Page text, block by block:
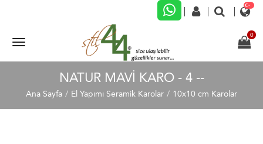
NATUR MAVI KARO - 4 --
Ana Sayfa El Yapımı Seramik Karolar 10x10 cm Karolar